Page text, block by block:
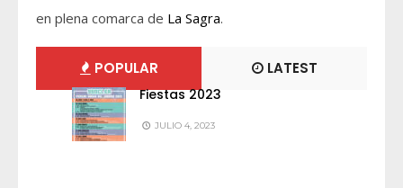
en plena comarca de La Sagra.
POPULAR LATEST
Fiestas 2023
JULIO 4, 2023